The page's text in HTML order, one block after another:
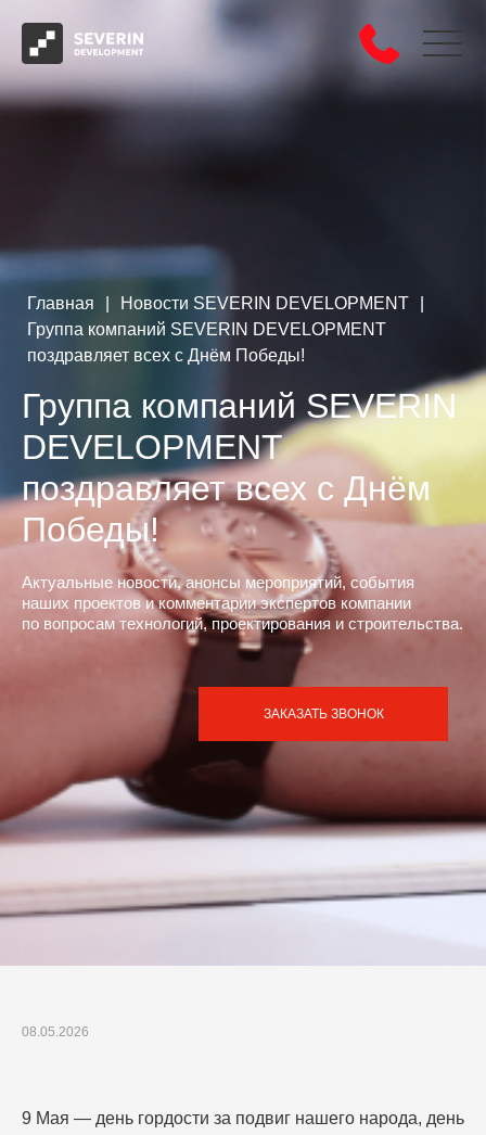
Главная Новости SEVERIN DEVELOPMENT
Группа компаний SEVERIN DEVELOPMENT
поздравляет всех с Днём Победы!
Группа компаний SEVERIN
DEVELOPMENT
поздравляет всех с Днём
Победы!
Актуальные новости, анонсы мероприятий, события
наших проектов и комментарии экспертов компании
по вопросам технологий, проектирования и строительства.
ЗАКАЗАТЬ ЗВОНОК
08.05.2026
9 Мая — день гордости за подвиг нашего народа, день